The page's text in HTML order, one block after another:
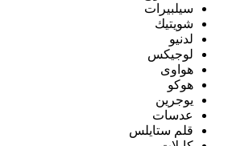
سيلبيرات
شويتيك
لدنيو
لوجيكس
هواوى
هوكو
يوجرين
عدسات
قلم ستايلس